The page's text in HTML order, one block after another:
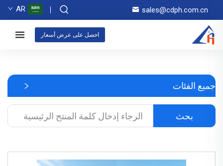
sales@cdph.com.cn
AR
احصل على عرض أسعار
جميع الفئات
بحث